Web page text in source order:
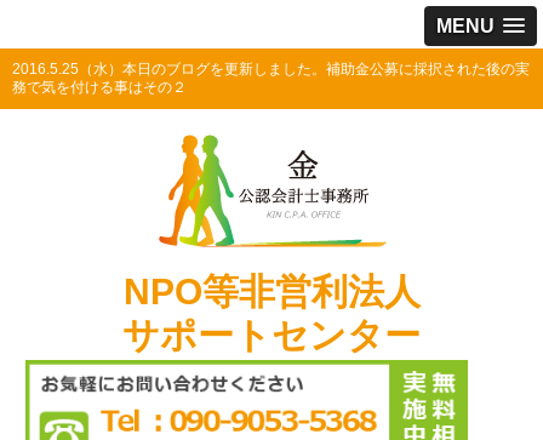
MENU
2016.5.25（水）本日のブログを更新しました。補助金公募に採択された後の実
務で気を付ける事はその２
NPO等非営利法人
サポートセンター